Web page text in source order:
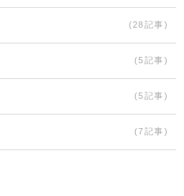
(28記事)
(5記事)
(5記事)
(7記事)